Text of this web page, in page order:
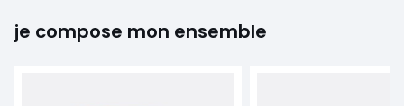
je compose mon ensemble